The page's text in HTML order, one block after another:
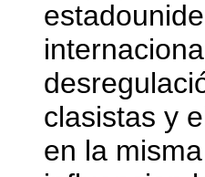
clasistas y
en la